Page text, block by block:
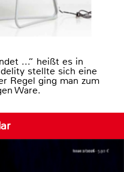
...“ heißt es in
stellte sich eine
Regel ging man zum
Ware.